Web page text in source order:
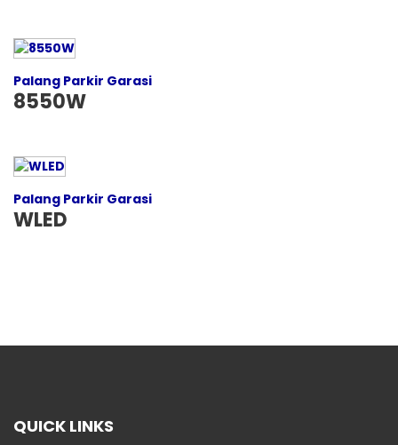
Palang Parkir Garasi
8550W
Palang Parkir Garasi
WLED
QUICK LINKS